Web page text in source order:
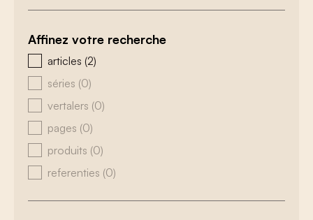
Affinez votre recherche
zoeken - type
articles (2)
séries (0)
vertalers (0)
pages (0)
produits (0)
referenties (0)